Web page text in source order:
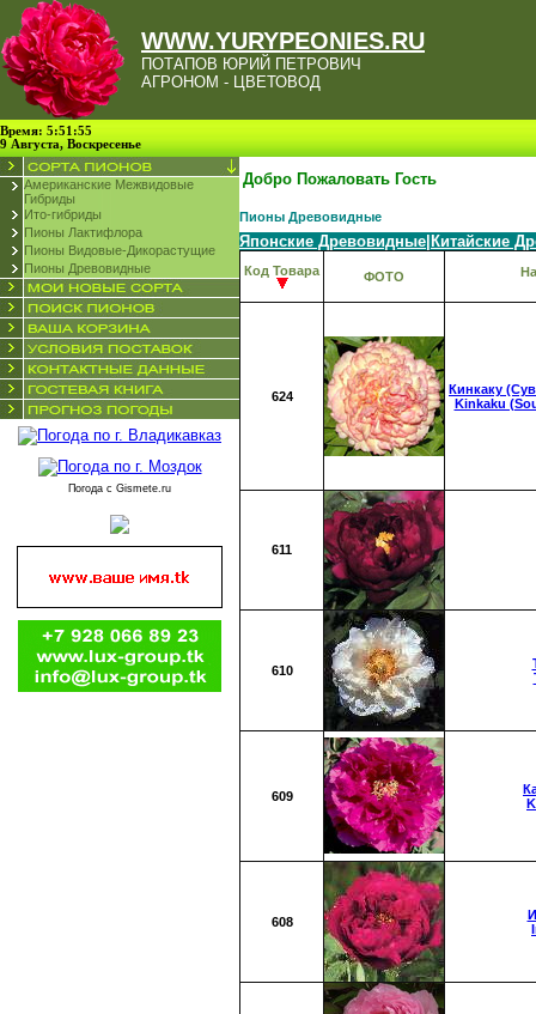
WWW.YURYPEONIES.RU
ПОТАПОВ ЮРИЙ ПЕТРОВИЧ
АГРОНОМ - ЦВЕТОВОД
Время: 5:51:55
9 Августа, Воскресенье
Американские Межвидовые
Гибриды
Ито-гибриды
Пионы Лактифлора
Пионы Видовые-Дикорастущие
Пионы Древовидные
Погода с Gismete.ru
Добро Пожаловать Гость
Пионы Древовидные
Японские Древовидные Китайские
Код Товара ФОТО
624
Кинкаку
Kinkaku
611
610
609
608